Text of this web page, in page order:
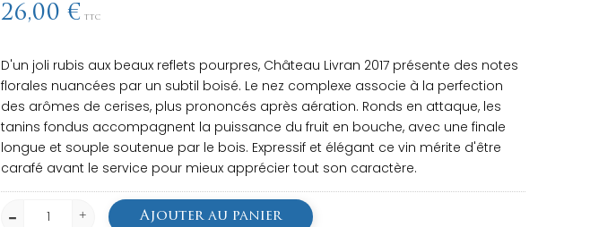
26,00 € TTC
D'un joli rubis aux beaux reflets pourpres, Château Livran 2017 présente des notes
florales nuancées par un subtil boisé. Le nez complexe associe à la perfection
des arômes de cerises, plus prononcés après aération. Ronds en attaque, les
tanins fondus accompagnent la puissance du fruit en bouche, avec une finale
longue et souple soutenue par le bois. Expressif et élégant ce vin mérite d'être
carafé avant le service pour mieux apprécier tout son caractère.
Ajouter au panier